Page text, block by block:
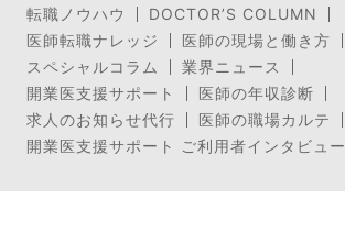
転職ノウハウ
DOCTOR’S COLUMN
医師転職ナレッジ
医師の現場と働き方
スペシャルコラム
業界ニュース
開業医支援サポート
医師の年収診断
求人のお知らせ代行
医師の職場カルテ
開業医支援サポート ご利用者インタビュー